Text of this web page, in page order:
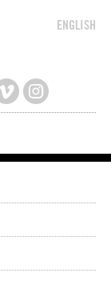
ENGLISH